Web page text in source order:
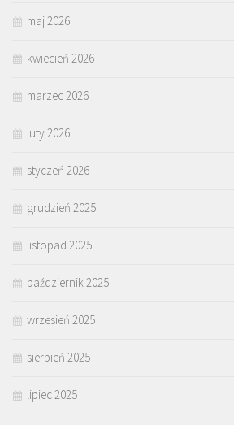
maj 2026
kwiecień 2026
marzec 2026
luty 2026
styczeń 2026
grudzień 2025
listopad 2025
październik 2025
wrzesień 2025
sierpień 2025
lipiec 2025